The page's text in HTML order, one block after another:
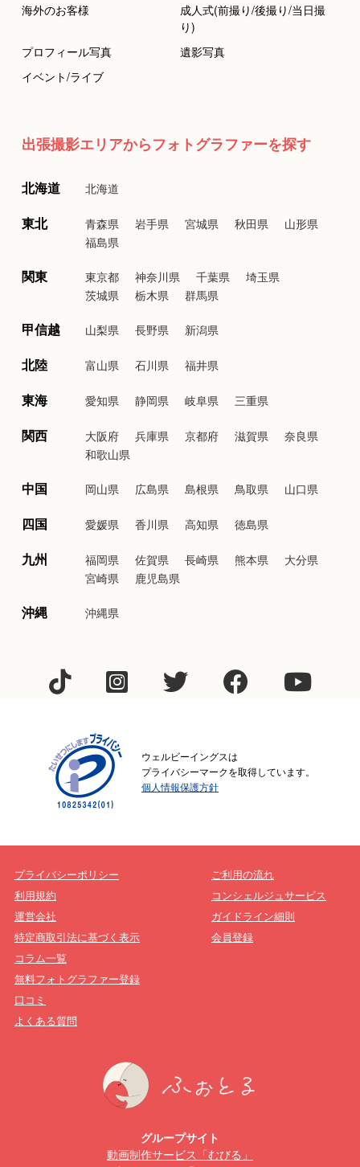
海外のお客様
成人式(前撮り/後撮り/当日撮
り)
プロフィール写真
遺影写真
イベント/ライブ
出張撮影エリアからフォトグラファーを探す
北海道 北海道
東北 青森県 岩手県 宮城県 秋田県
山形県
福島県
関東 東京都 神奈川県 千葉県
埼玉県
茨城県
栃木県 群馬県
甲信越 山梨県 長野県 新潟県
北陸 富山県 石川県 福井県
東海 愛知県 静岡県 岐阜県 三重県
関西 大阪府 兵庫県 京都府 滋賀県
奈良県
和歌山県
中国 岡山県 広島県 島根県 鳥取県 山口県
四国 愛媛県 香川県 高知県 徳島県
九州 福岡県 佐賀県 長崎県 熊本県
大分県
宮崎県
鹿児島県
沖縄 沖縄県
ウェルビーイングスは
プライバシーマークを取得しています。
個人情報保護方針
プライバシーポリシー
利用規約
運営会社
特定商取引法に基づく表示
ご利用の流れ
コンシェルジュサービス
ガイドライン細則
会員登録
コラム一覧
無料フォトグラファー登録
口コミ
よくある質問
グループサイト
動画制作サービス「むびる」